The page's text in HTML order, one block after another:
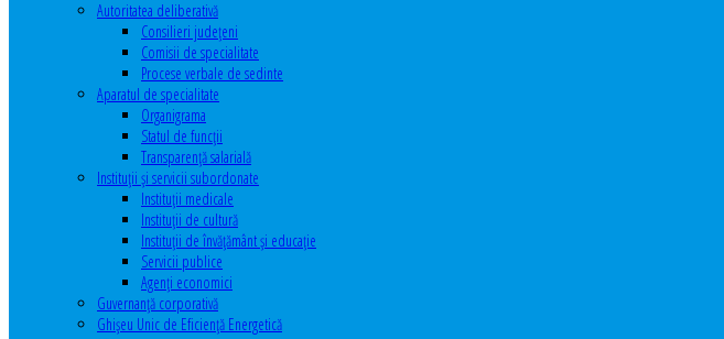
Autoritatea deliberativă
Consilieri judeţeni
Comisii de specialitate
Procese verbale de sedinte
Aparatul de specialitate
Organigrama
Statul de funcții
Transparență salarială
Instituţii şi servicii subordonate
Instituţii medicale
Instituţii de cultură
Instituţii de învăţământ şi educaţie
Servicii publice
Agenţi economici
Guvernanță corporativă
Ghişeu Unic de Eficienţă Energetică